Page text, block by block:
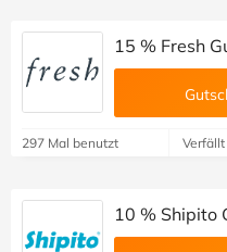
15 % Fresh
297 Mal benutzt
10 % Shipito